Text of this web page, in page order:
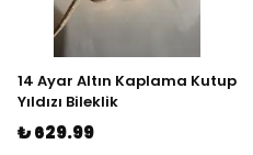
14 Ayar Altın Kaplama Kutup
Yıldızı Bileklik
₺ 629.99